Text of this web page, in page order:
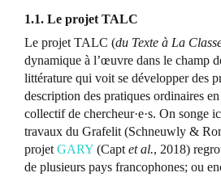
1.1. Le projet TALC
Le projet TALC (du Texte à La
dynamique à l’œuvre dans le champ
littérature qui voit se développer des
description des pratiques ordinaires
collectif de chercheur·e·s. On songe
travaux du Grafelit (Schneuwly &
projet GARY (Capt et al., 2018)
de plusieurs pays francophones; ou